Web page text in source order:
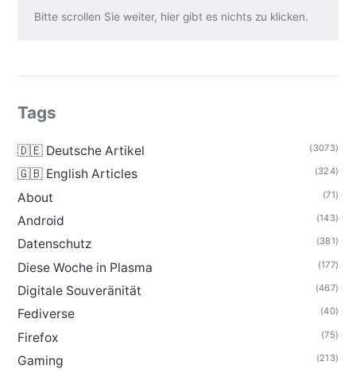
Bitte scrollen Sie weiter, hier gibt es nichts zu klicken.
Tags
🇩🇪 Deutsche Artikel (3073)
🇬🇧 English Articles (324)
About (71)
Android (143)
Datenschutz (381)
Diese Woche in Plasma (177)
Digitale Souveränität (467)
Fediverse (40)
Firefox (75)
Gaming (213)